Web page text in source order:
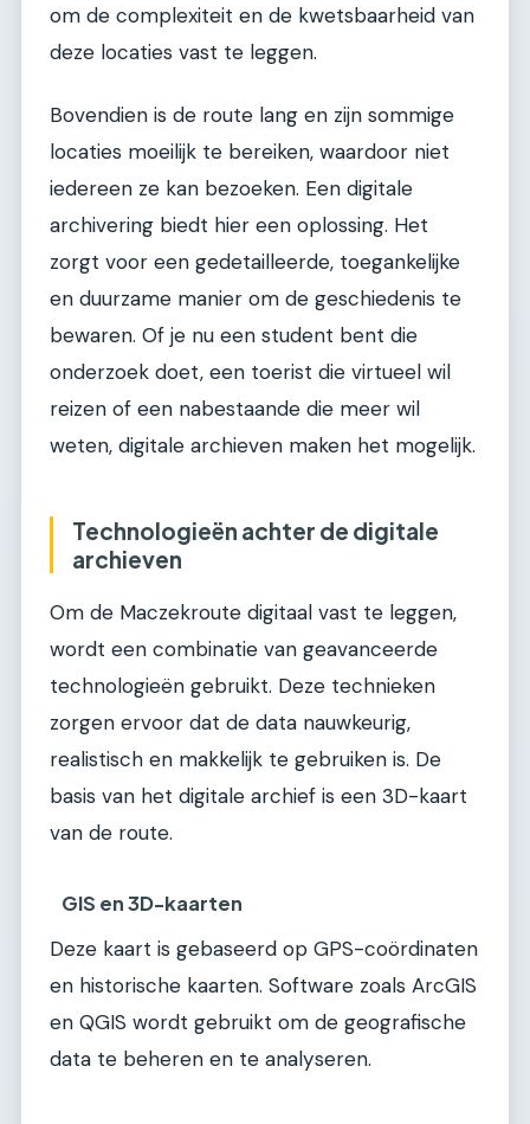
om de complexiteit en de kwetsbaarheid van
deze locaties vast te leggen.
Bovendien is de route lang en zijn sommige
locaties moeilijk te bereiken, waardoor niet
iedereen ze kan bezoeken. Een digitale
archivering biedt hier een oplossing. Het
zorgt voor een gedetailleerde, toegankelijke
en duurzame manier om de geschiedenis te
bewaren. Of je nu een student bent die
onderzoek doet, een toerist die virtueel wil
reizen of een nabestaande die meer wil
weten, digitale archieven maken het mogelijk.
Technologieën achter de digitale
archieven
Om de Maczekroute digitaal vast te leggen,
wordt een combinatie van geavanceerde
technologieën gebruikt. Deze technieken
zorgen ervoor dat de data nauwkeurig,
realistisch en makkelijk te gebruiken is. De
basis van het digitale archief is een 3D-kaart
van de route.
GIS en 3D-kaarten
Deze kaart is gebaseerd op GPS-coördinaten
en historische kaarten. Software zoals ArcGIS
en QGIS wordt gebruikt om de geografische
data te beheren en te analyseren.